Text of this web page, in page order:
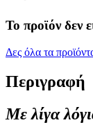
Το προϊόν δεν
Δες όλα τα
Περιγραφή
Με λίγα